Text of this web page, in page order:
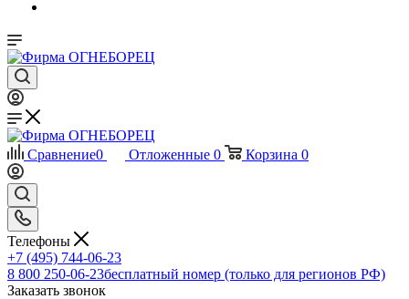
Сравнение0 Отложенные 0 Корзина 0
Телефоны
+7 (495) 744-06-23
8 800 250-06-23бесплатный номер (только для регионов РФ)
Заказать звонок